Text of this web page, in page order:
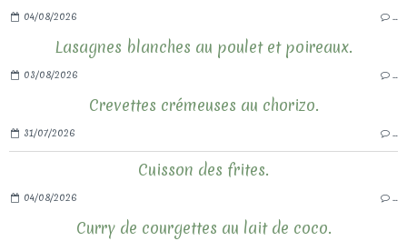
04/08/2026
Lasagnes blanches au poulet et poireaux.
03/08/2026
Crevettes crémeuses au chorizo.
31/07/2026
Cuisson des frites.
04/08/2026
Curry de courgettes au lait de coco.